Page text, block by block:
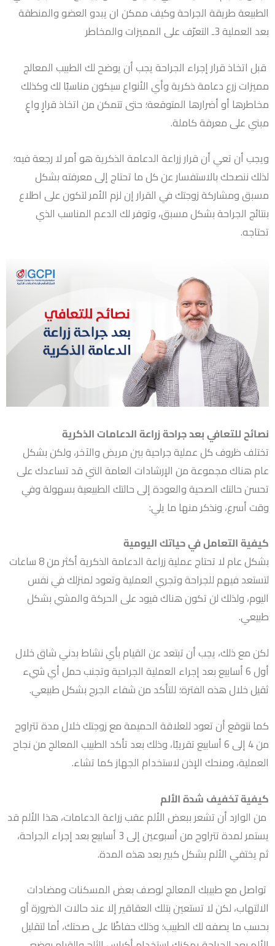
الطبيعة طريقة الجراحة وكيف ممكن ان يبدو العضو والمنطقة
بعد العملية 3ـ التعرّف على المميزات والمخاطر
قبل اتخاذ قرار إجراء الجراحة يجب أن يوضح لك الطبيب المعالج
مميزات زرع دعامة ذكرية وأي الأنواع سيكون مناسبًا لك وكذلك
مخاطرها أو أضرارها المتوقعة؛ حتى تتمكن من اتخاذ قرارٍ واعٍ
مبني على معرفة كاملة.
ويجب أن تعي أن قرار زراعة الدعامة الذكرية هو أمر لا رجعة فيه؛
لذلك ننصحك بالاستفسار عن كل ما تحتاج إلى معرفته بشكل
مسبق ومشاركة زوجتك في القرار إن لزم الأمر لتكون على اطلاع
بنتائج الجراحة بشكل مسبق، وتوفر لك الدعم المناسب الذي
تحتاجه.
نصائح للتعافي بعد جراحة زراعة الدعامات الذكرية
تختلف ظروف كل عملية جراحية بين مريض والآخر، ولكن بشكل
عام هناك مجموعة من الإرشادات العامة التي قد تساعدك على
تحسن حالتك الصحية والعودة إلى حالتك الطبيعية بسهولة وفي
وقت أسرع، ونذكر منها ما يلي:
كيفية التعامل في حياتك اليومية
بشكل عام لا تحتاج عملية زراعة الدعامة الذكرية أكثر من 8 ساعات
لتستعد فيهم للجراحة وتجري العملية وتعود لمنزلك في نفس
اليوم، ولذلك لن تكون هناك قيود على الحركة والمشي بشكل
طبيعي.
لكن مع ذلك، يجب أن تبتعد عن القيام بأي نشاط بدني شاق خلال
أول 6 أسابيع بعد إجراء العملية الجراحية وتجنب حمل أي شيء
ثقيل خلال هذه الفترة؛ للتأكد من شفاء الجرح بشكل طبيعي.
كما نتوقع أن تعود للعلاقة الحميمة مع زوجتك خلال مدة تتراوح
من 4 إلى 6 أسابيع تقريبًا، وذلك بعد تأكد الطبيب المعالج من نجاح
العملية، ومنحك الإذن لاستخدام الجهاز كما تشاء.
كيفية تخفيف شدة الألم
من الوارد أن تشعر ببعض الألم عقب زراعة الدعامات، هذا الألم قد
يستمر لمدة تتراوح من أسبوعين إلى 3 أسابيع بعد إجراء الجراحة،
ثم يختفي الألم بشكل كبير بعد هذه المدة.
تواصل مع طبيبك المعالج لوصف بعض المسكنات ومضادات
الالتهاب، لكن لا تستعين بتلك العقاقير إلا عند حالات الضرورة أو
بحسب ما يصفه لك الطبيب؛ وذلك حفاظًا على صحتك، أما لتقليل